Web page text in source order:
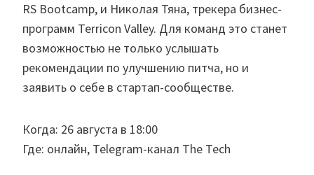
RS Bootcamp, и Николая Тяна, трекера бизнес-
программ Terricon Valley. Для команд это станет
возможностью не только услышать
рекомендации по улучшению питча, но и
заявить о себе в стартап-сообществе.
Когда: 26 августа в 18:00
Где: онлайн, Telegram-канал The Tech